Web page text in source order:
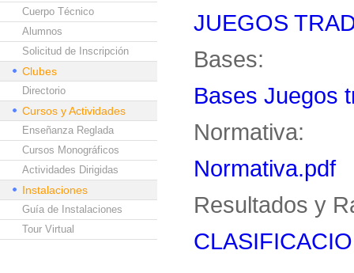
Cuerpo Técnico
Alumnos
Solicitud de Inscripción
Clubes
Directorio
Cursos y Actividades
Enseñanza Reglada
Cursos Monográficos
Actividades Dirigidas
Instalaciones
Guía de Instalaciones
Tour Virtual
JUEGOS
Bases:
Bases Juegos
Normativa:
Normativa.pdf
Resultados y